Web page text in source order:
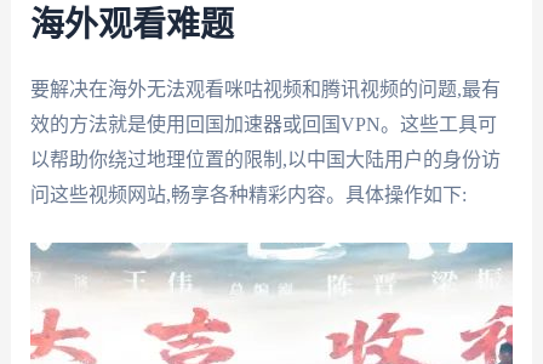
海外观看难题
要解决在海外无法观看咪咕视频和腾讯视频的问题,最有
效的方法就是使用回国加速器或回国VPN。这些工具可
以帮助你绕过地理位置的限制,以中国大陆用户的身份访
问这些视频网站,畅享各种精彩内容。具体操作如下: